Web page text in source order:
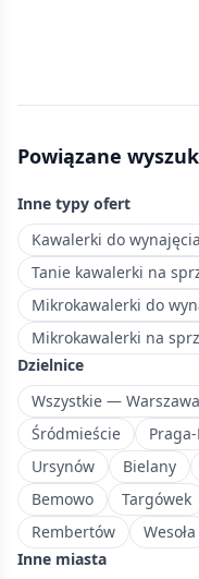
metr
wybierz
w
najlepszej
lokalizacji.
Dzielnica
w
zachodniej
części
Warszawy,
blisko
lotniska.
Powiązane
Inne typy ofert
Kawalerki do wynajęcia
Tanie kawalerki na
Mikrokawalerki do
Mikrokawalerki na
Dzielnice
Wszystkie — Warszawa
Śródmieście
Ursynów
Bielany
Bemowo
Targówek
Rembertów
Wesoła
Inne miasta